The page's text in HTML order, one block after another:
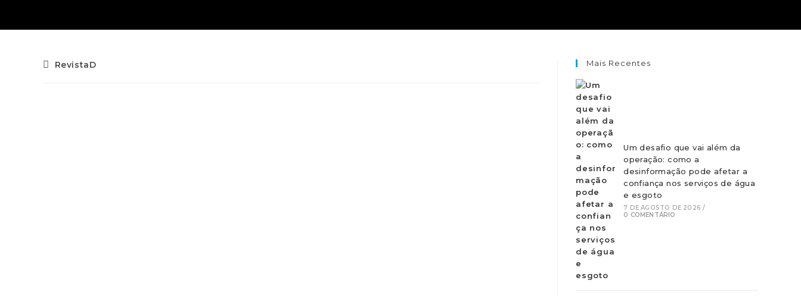
RevistaD Mais Recentes
Um desafio que vai além da
operação: como a
desinformação pode afetar a
confiança nos serviços de água
e esgoto
7 DE AGOSTO DE 2026 /
0 COMENTÁRIO